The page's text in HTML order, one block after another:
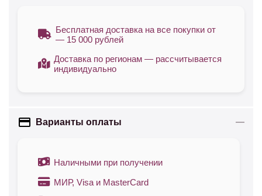
Бесплатная доставка на все покупки от
— 15 000 рублей
Доставка по регионам — рассчитывается
индивидуально
Варианты оплаты
Наличными при получении
МИР, Visa и MasterCard